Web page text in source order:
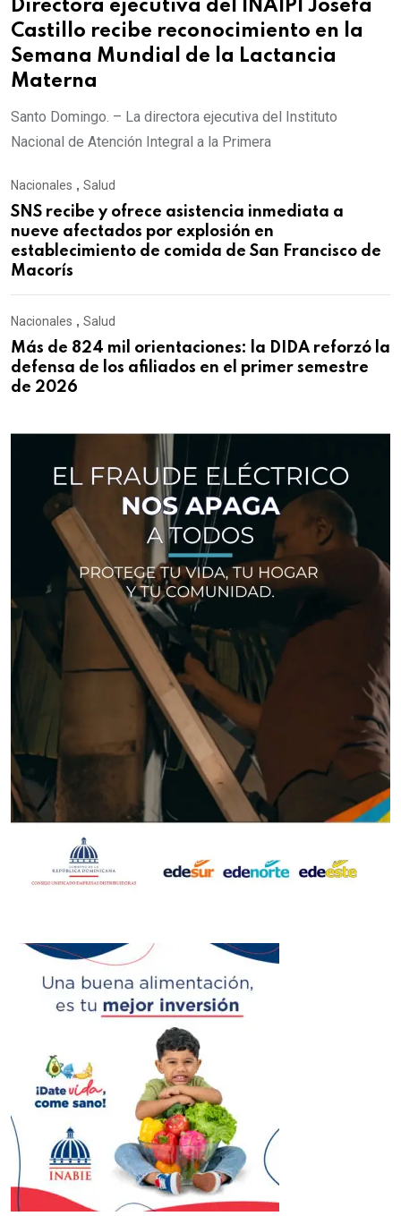
Directora ejecutiva del INAIPI Josefa
Castillo recibe reconocimiento en la
Semana Mundial de la Lactancia
Materna
Santo Domingo. – La directora ejecutiva del Instituto
Nacional de Atención Integral a la Primera
Nacionales , Salud
SNS recibe y ofrece asistencia inmediata a
nueve afectados por explosión en
establecimiento de comida de San Francisco de
Macorís
Nacionales , Salud
Más de 824 mil orientaciones: la DIDA reforzó la
defensa de los afiliados en el primer semestre
de 2026